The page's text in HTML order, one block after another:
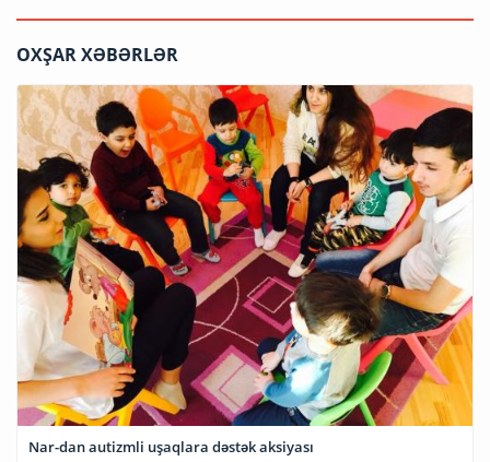
OXŞAR XƏBƏRLƏR
Nar-dan autizmli uşaqlara dəstək aksiyası